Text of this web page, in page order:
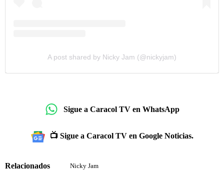
A post shared by Nicky Jam (@nickyjam)
Sigue a Caracol TV en WhatsApp
📺 Sigue a Caracol TV en Google Noticias.
Relacionados Nicky Jam